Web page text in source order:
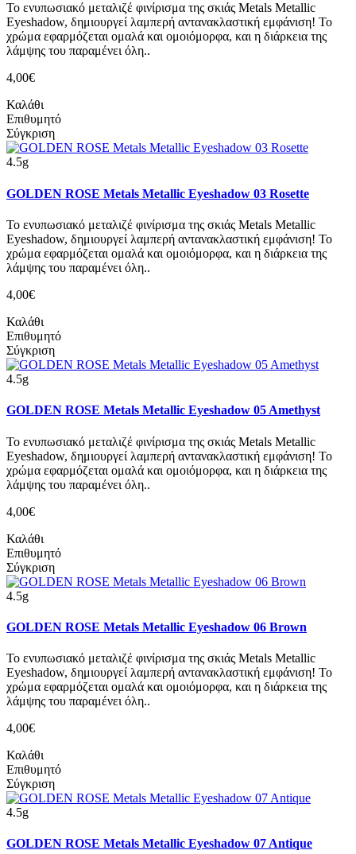
Το ενυπωσιακό μεταλιζέ φινίρισμα της σκιάς Metals Metallic
Eyeshadow, δημιουργεί λαμπερή αντανακλαστική εμφάνιση! Το
χρώμα εφαρμόζεται ομαλά και ομοιόμορφα, και η διάρκεια της
λάμψης του παραμένει όλη..
4,00€
Καλάθι
Επιθυμητό
Σύγκριση
4.5g
GOLDEN ROSE Metals Metallic Eyeshadow 03 Rosette
Το ενυπωσιακό μεταλιζέ φινίρισμα της σκιάς Metals Metallic
Eyeshadow, δημιουργεί λαμπερή αντανακλαστική εμφάνιση! Το
χρώμα εφαρμόζεται ομαλά και ομοιόμορφα, και η διάρκεια της
λάμψης του παραμένει όλη..
4,00€
Καλάθι
Επιθυμητό
Σύγκριση
4.5g
GOLDEN ROSE Metals Metallic Eyeshadow 05 Amethyst
Το ενυπωσιακό μεταλιζέ φινίρισμα της σκιάς Metals Metallic
Eyeshadow, δημιουργεί λαμπερή αντανακλαστική εμφάνιση! Το
χρώμα εφαρμόζεται ομαλά και ομοιόμορφα, και η διάρκεια της
λάμψης του παραμένει όλη..
4,00€
Καλάθι
Επιθυμητό
Σύγκριση
4.5g
GOLDEN ROSE Metals Metallic Eyeshadow 06 Brown
Το ενυπωσιακό μεταλιζέ φινίρισμα της σκιάς Metals Metallic
Eyeshadow, δημιουργεί λαμπερή αντανακλαστική εμφάνιση! Το
χρώμα εφαρμόζεται ομαλά και ομοιόμορφα, και η διάρκεια της
λάμψης του παραμένει όλη..
4,00€
Καλάθι
Επιθυμητό
Σύγκριση
4.5g
GOLDEN ROSE Metals Metallic Eyeshadow 07 Antique